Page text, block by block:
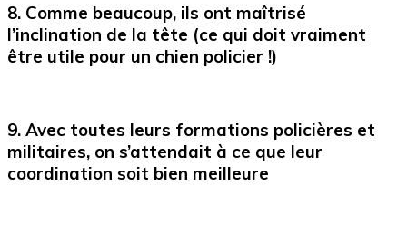
8. Comme beaucoup, ils ont maîtrisé
l’inclination de la tête (ce qui doit vraiment
être utile pour un chien policier !)
9. Avec toutes leurs formations policières et
militaires, on s’attendait à ce que leur
coordination soit bien meilleure